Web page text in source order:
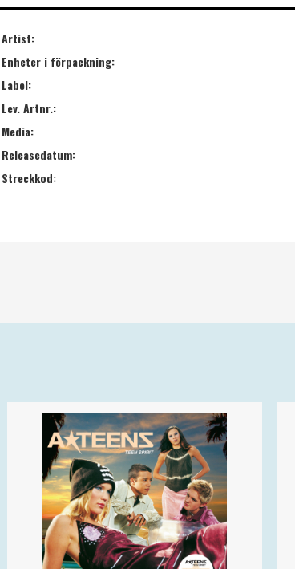
Artist:
Enheter i förpackning:
Label:
Lev. Artnr.:
Media:
Releasedatum:
Streckkod: